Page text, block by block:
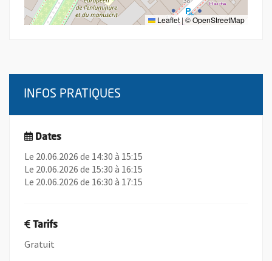
Leaflet |©OpenStreetMap
INFOS PRATIQUES
Dates
Le 20.06.2026 de 14:30 à 15:15
Le 20.06.2026 de 15:30 à 16:15
Le 20.06.2026 de 16:30 à 17:15
Tarifs
Gratuit